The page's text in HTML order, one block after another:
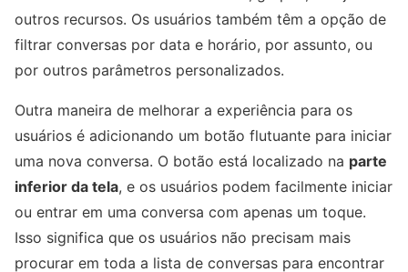
outros recursos. Os usuários também têm a opção de
filtrar conversas por data e horário, por assunto, ou
por outros parâmetros personalizados.
Outra maneira de melhorar a experiência para os
usuários é adicionando um botão flutuante para iniciar
uma nova conversa. O botão está localizado na parte
inferior da tela, e os usuários podem facilmente iniciar
ou entrar em uma conversa com apenas um toque.
Isso significa que os usuários não precisam mais
procurar em toda a lista de conversas para encontrar